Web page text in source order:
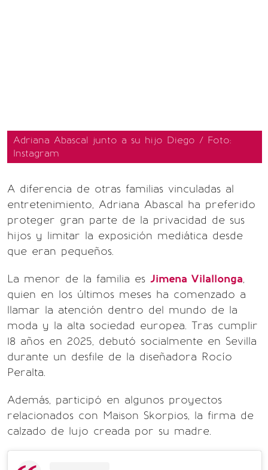
Adriana Abascal junto a su hijo Diego / Foto:
Instagram
A diferencia de otras familias vinculadas al
entretenimiento, Adriana Abascal ha preferido
proteger gran parte de la privacidad de sus
hijos y limitar la exposición mediática desde
que eran pequeños.
La menor de la familia es Jimena Vilallonga,
quien en los últimos meses ha comenzado a
llamar la atención dentro del mundo de la
moda y la alta sociedad europea. Tras cumplir
18 años en 2025, debutó socialmente en Sevilla
durante un desfile de la diseñadora Rocío
Peralta.
Además, participó en algunos proyectos
relacionados con Maison Skorpios, la firma de
calzado de lujo creada por su madre.